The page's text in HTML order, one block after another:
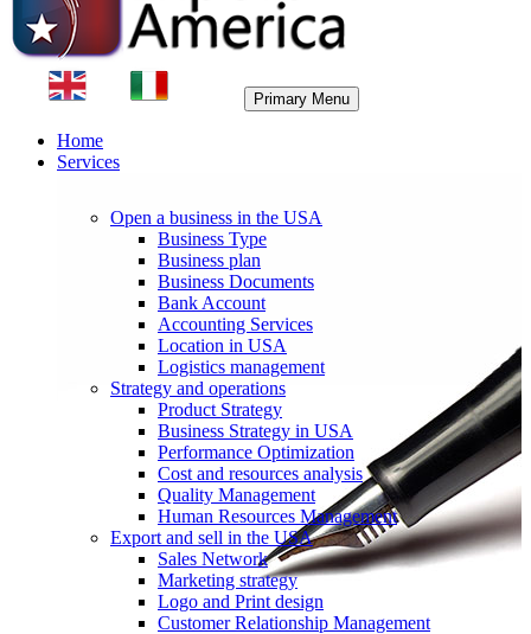
Primary Menu
Home
Services
Open a business in the USA
Business Type
Business plan
Business Documents
Bank Account
Accounting Services
Location in USA
Logistics management
Strategy and operations
Product Strategy
Business Strategy in USA
Performance Optimization
Cost and resources analysis
Quality Management
Human Resources Management
Export and sell in the USA
Sales Network
Marketing strategy
Logo and Print design
Customer Relationship Management